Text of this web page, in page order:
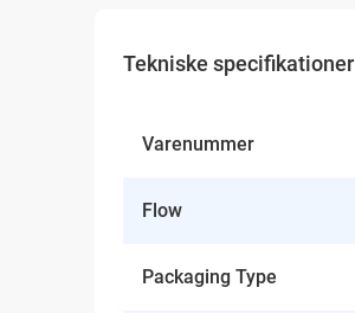
Tekniske specifikationer
Varenummer
Flow
Packaging Type